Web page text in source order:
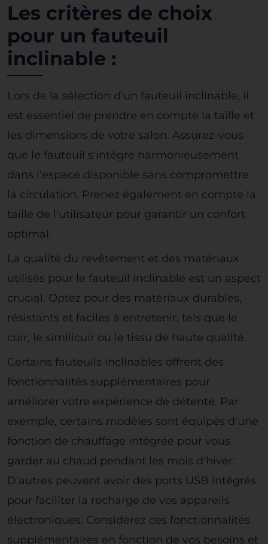
Les critères de choix
pour un fauteuil
inclinable :
Lors de la sélection d'un fauteuil inclinable, il
est essentiel de prendre en compte la taille et
les dimensions de votre salon. Assurez-vous
que le fauteuil s'intègre harmonieusement
dans l'espace disponible sans compromettre
la circulation. Prenez également en compte la
taille de l'utilisateur pour garantir un confort
optimal.
La qualité du revêtement et des matériaux
utilisés pour le fauteuil inclinable est un aspect
crucial. Optez pour des matériaux durables,
résistants et faciles à entretenir, tels que le
cuir, le similicuir ou le tissu de haute qualité.
Certains fauteuils inclinables offrent des
fonctionnalités supplémentaires pour
améliorer votre expérience de détente. Par
exemple, certains modèles sont équipés d'une
fonction de chauffage intégrée pour vous
garder au chaud pendant les mois d'hiver.
D'autres peuvent avoir des ports USB intégrés
pour faciliter la recharge de vos appareils
électroniques. Considérez ces fonctionnalités
supplémentaires en fonction de vos besoins et